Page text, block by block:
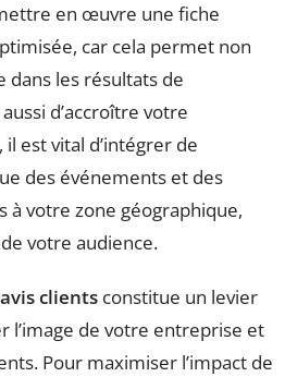
en œuvre une fiche
car cela permet non
dans les résultats de
d’accroître votre
est vital d’intégrer de
des événements et des
à votre zone géographique,
votre audience.
avis clients constitue un levier
l’image de votre entreprise et
Pour maximiser l’impact de